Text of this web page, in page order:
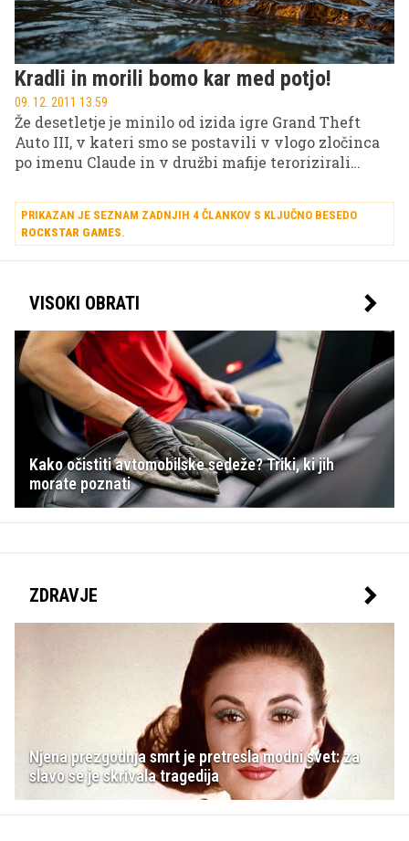
Kradli in morili bomo kar med potjo!
09. 12. 2011 13.59
Že desetletje je minilo od izida igre Grand Theft
Auto III, v kateri smo se postavili v vlogo zločinca
po imenu Claude in v družbi mafije terorizirali
pa družba Rockstar Games pripravlja posebno
presenečenje.
PRIKAZAN JE SEZNAM ZADNJIH 4 ČLANKOV S KLJUČNO BESEDO
ROCKSTAR GAMES.
VISOKI OBRATI
Kako očistiti avtomobilske sedeže? Triki, ki jih
morate poznati
ZDRAVJE
Njena prezgodnja smrt je pretresla modni svet: za
slavo se je skrivala tragedija